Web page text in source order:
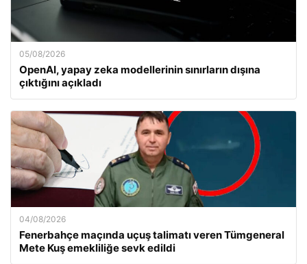
05/08/2026
OpenAI, yapay zeka modellerinin sınırların dışına
çıktığını açıkladı
04/08/2026
Fenerbahçe maçında uçuş talimatı veren Tümgeneral
Mete Kuş emekliliğe sevk edildi